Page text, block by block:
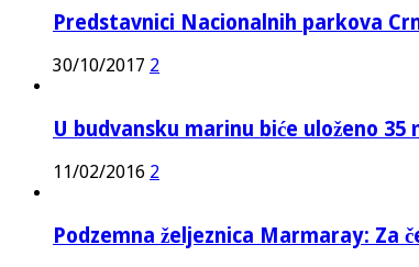
Predstavnici Nacionalnih parkova
30/10/2017 2
U budvansku marinu biće uloženo 35
11/02/2016 2
Podzemna željeznica Marmaray: